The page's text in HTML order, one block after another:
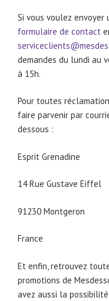
Si vous voulez
formulaire de contact
demandes du lundi au
à 15h.
Pour toutes
faire parvenir par
dessous :
Esprit Grenadine
14 Rue Gustave Eiffel
91230 Montgeron
France
Et enfin, retrouvez
promotions de
avez aussi la